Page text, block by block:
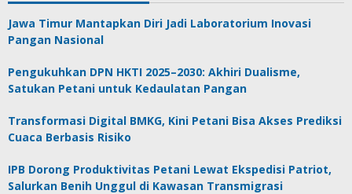
Jawa Timur Mantapkan Diri Jadi Laboratorium Inovasi
Pangan Nasional
Pengukuhkan DPN HKTI 2025–2030: Akhiri Dualisme,
Satukan Petani untuk Kedaulatan Pangan
Transformasi Digital BMKG, Kini Petani Bisa Akses Prediksi
Cuaca Berbasis Risiko
IPB Dorong Produktivitas Petani Lewat Ekspedisi Patriot,
Salurkan Benih Unggul di Kawasan Transmigrasi